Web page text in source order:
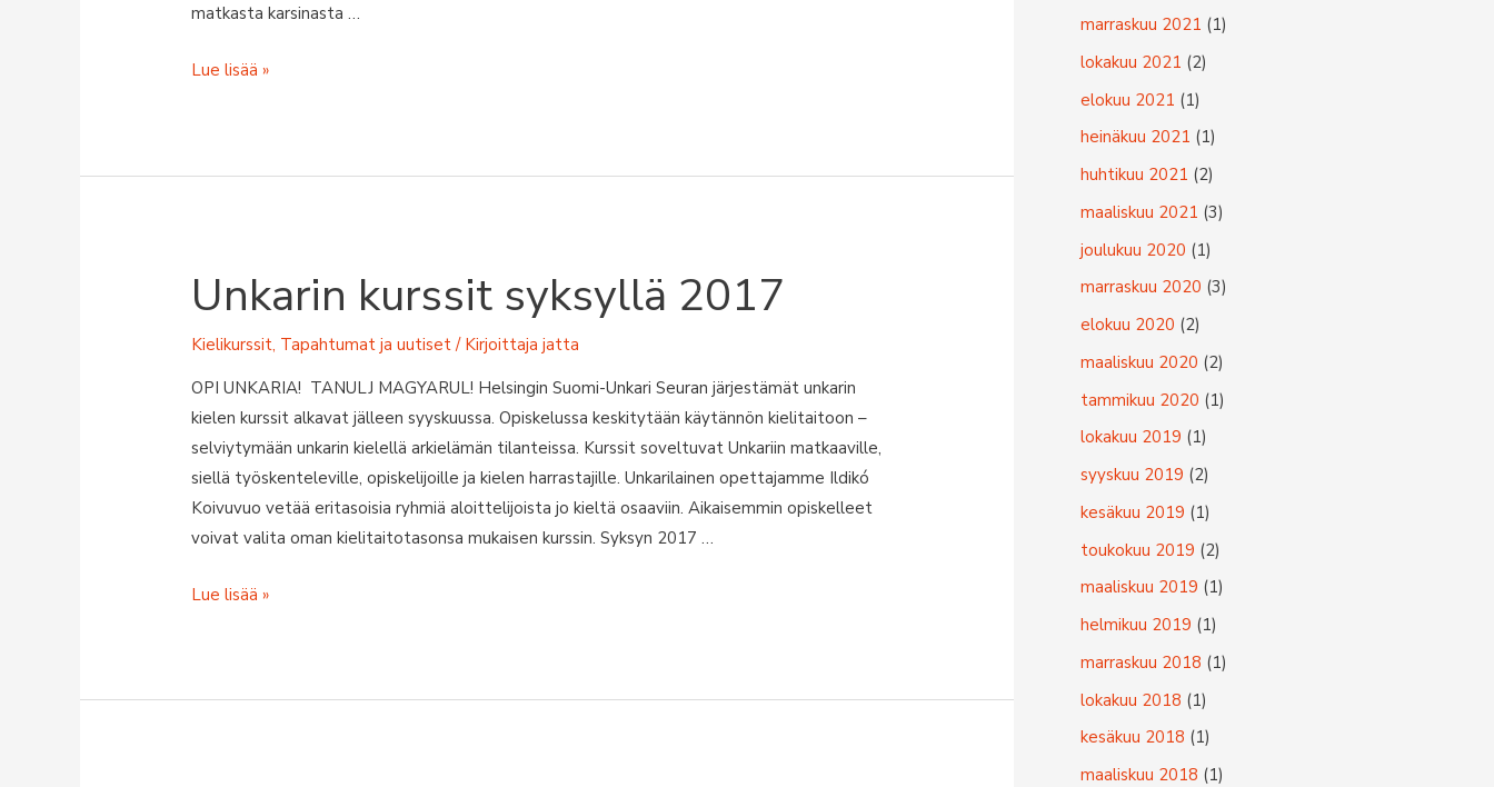
matkasta karsinasta …
Viini
Lue lisää »
Unkarin kurssit syksyllä 2017
Kielikurssit, Tapahtumat ja uutiset / Kirjoittajajatta
OPI UNKARIA! TANULJ MAGYARUL! Helsingin Suomi-Unkari Seuran järjestämät unkarin
kielen kurssit alkavat jälleen syyskuussa. Opiskelussa keskitytään käytännön kielitaitoon –
selviytymään unkarin kielellä arkielämän tilanteissa. Kurssit soveltuvat Unkariin matkaaville,
siellä työskenteleville, opiskelijoille ja kielen harrastajille. Unkarilainen opettajamme Ildikó
Koivuvuo vetää eritasoisia ryhmiä aloittelijoista jo kieltä osaaviin. Aikaisemmin opiskelleet
voivat valita oman kielitaitotasonsa mukaisen kurssin. Syksyn 2017 …
Unkarin
Lue lisää »
marraskuu 2021 (1)
lokakuu 2021 (2)
elokuu 2021 (1)
heinäkuu 2021 (1)
huhtikuu 2021 (2)
maaliskuu 2021 (3)
joulukuu 2020 (1)
marraskuu 2020 (3)
elokuu 2020 (2)
maaliskuu 2020 (2)
tammikuu 2020 (1)
lokakuu 2019 (1)
syyskuu 2019 (2)
kesäkuu 2019 (1)
toukokuu 2019 (2)
maaliskuu 2019 (1)
helmikuu 2019 (1)
marraskuu 2018 (1)
lokakuu 2018 (1)
kesäkuu 2018 (1)
maaliskuu 2018 (1)